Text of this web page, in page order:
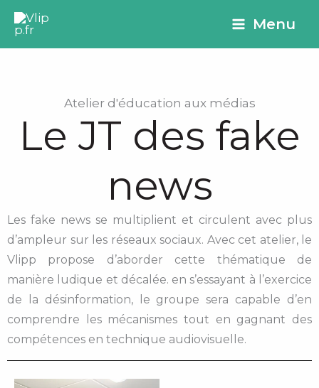
principal
Aller
contenu
Menu
Atelier d'éducation aux médias
Le JT des fake
news
Les fake news se multiplient et circulent avec plus
d’ampleur sur les réseaux sociaux. Avec cet atelier, le
Vlipp propose d’aborder cette thématique de
manière ludique et décalée. en s’essayant à l’exercice
de la désinformation, le groupe sera capable d’en
comprendre les mécanismes tout en gagnant des
compétences en technique audiovisuelle.